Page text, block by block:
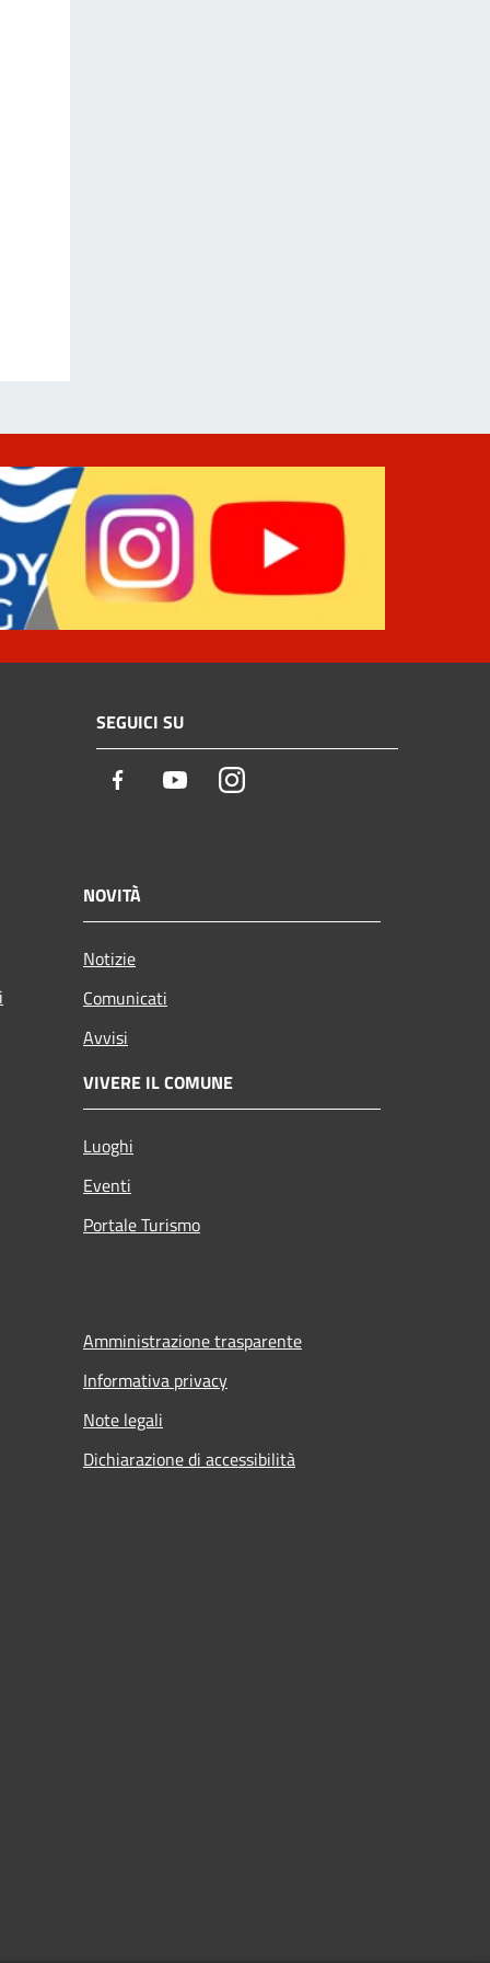
SEGUICI SU
Facebook YoutubeInstagram
NOVITÀ
Notizie
Comunicati
Avvisi
VIVERE IL COMUNE
Luoghi
Eventi
Portale Turismo
Amministrazione trasparente
Informativa privacy
Note legali
Dichiarazione di accessibilità